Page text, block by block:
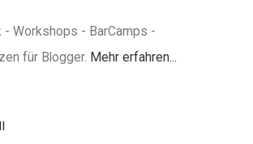
- Workshops - BarCamps -
für Blogger. Mehr erfahren...